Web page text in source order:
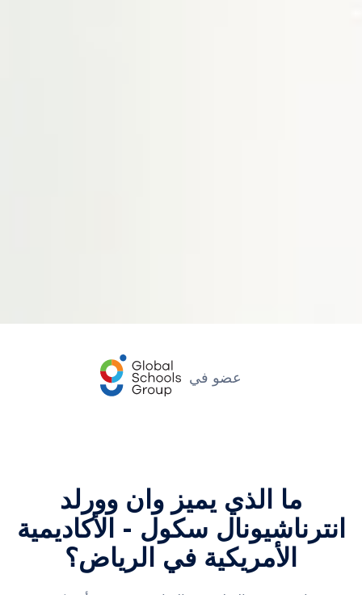
عضو في
ما الذي يميز وان وورلد
انترناشيونال سكول - الأكاديمية
الأمريكية في الرياض؟